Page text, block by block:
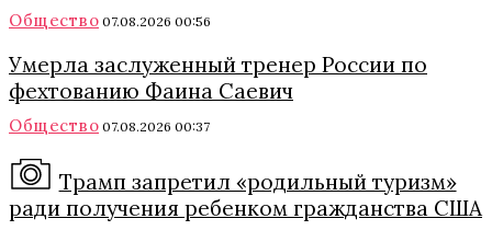
Общество 07.08.2026 00:56
Умерла заслуженный тренер России по
фехтованию Фаина Саевич
Общество 07.08.2026 00:37
Трамп запретил «родильный туризм»
ради получения ребенком гражданства США